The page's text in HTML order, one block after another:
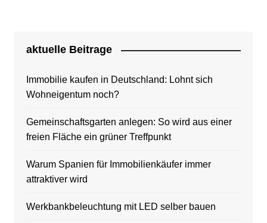
aktuelle Beitrage
Immobilie kaufen in Deutschland: Lohnt sich
Wohneigentum noch?
Gemeinschaftsgarten anlegen: So wird aus einer
freien Fläche ein grüner Treffpunkt
Warum Spanien für Immobilienkäufer immer
attraktiver wird
Werkbankbeleuchtung mit LED selber bauen